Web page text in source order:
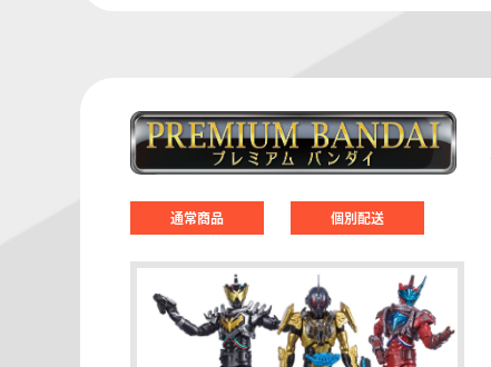
通常商品 個別配送